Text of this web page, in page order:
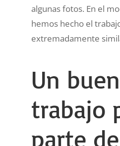
algunas fotos. En el
hemos hecho el
extremadamente
Un buen
trabajo
parte